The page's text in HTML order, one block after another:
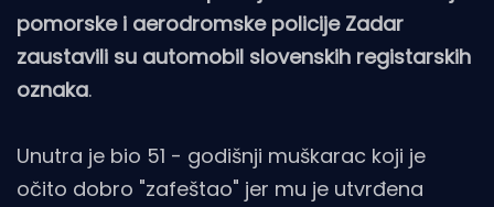
pomorske i aerodromske policije Zadar
zaustavili su automobil slovenskih registarskih
oznaka.
Unutra je bio 51 - godišnji muškarac koji je
očito dobro "zafeštao" jer mu je utvrđena